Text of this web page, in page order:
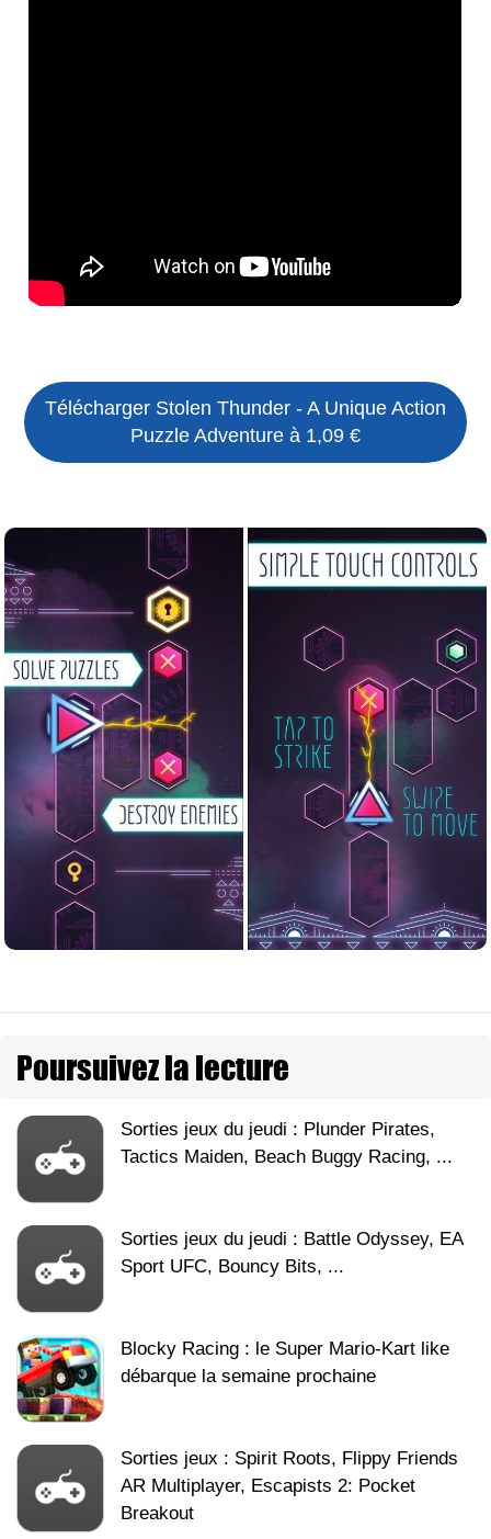
Télécharger Stolen Thunder - A Unique Action
Puzzle Adventure à 1,09 €
Poursuivez la lecture
Sorties jeux du jeudi : Plunder Pirates,
Tactics Maiden, Beach Buggy Racing, ...
Sorties jeux du jeudi : Battle Odyssey, EA
Sport UFC, Bouncy Bits, ...
Blocky Racing : le Super Mario-Kart like
débarque la semaine prochaine
Sorties jeux : Spirit Roots, Flippy Friends
AR Multiplayer, Escapists 2: Pocket
Breakout